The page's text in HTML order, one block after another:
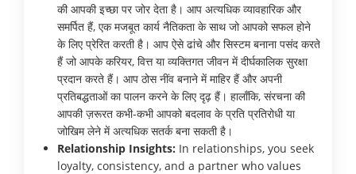
की आपकी इच्छा पर जोर देता है। आप अत्यधिक व्यावहारिक और
समर्पित हैं, एक मजबूत कार्य नैतिकता के साथ जो आपको सफल होने
के लिए प्रेरित करती है। आप ऐसे ढांचे और सिस्टम बनाना पसंद करते
हैं जो आपके करियर, वित्त या व्यक्तिगत जीवन में दीर्घकालिक सुरक्षा
प्रदान करते हैं। आप ठोस नींव बनाने में माहिर हैं और अपनी
प्रतिबद्धताओं का पालन करने के लिए दृढ़ हैं। हालाँकि, संरचना की
आपकी ज़रूरत कभी-कभी आपको बदलाव के प्रति प्रतिरोधी या
जोखिम लेने में अत्यधिक सतर्क बना सकती है।
Relationship Insights: In relationships, you seek
loyalty, consistency, and a partner who values